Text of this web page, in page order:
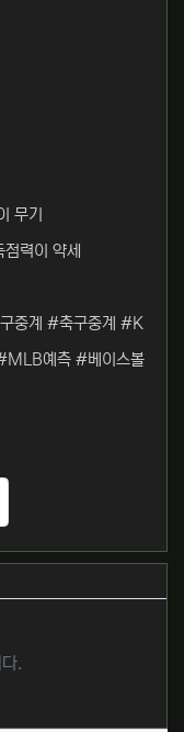
무기
력이 약세
중계 #축구중계 #K
예측 #베이스볼
.